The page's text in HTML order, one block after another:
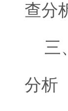
查分
三
分析